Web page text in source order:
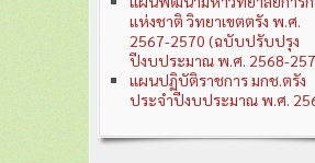
แห่งชาติ วิทยาเขตตรัง พ.ศ.
2567-2570 (ฉบับปรับปรุง
ปีงบประมาณ พ.ศ. 2568-
แผนปฏิบัติราชการ มกช.ตรัง
ประจำปีงบประมาณ พ.ศ.